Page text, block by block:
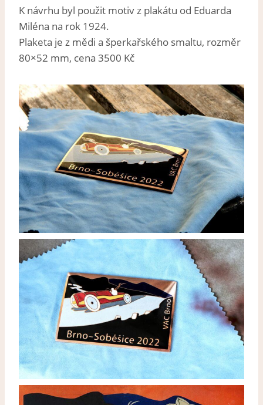
K návrhu byl použit motiv z plakátu od Eduarda
Miléna na rok 1924.
Plaketa je z mědi a šperkařského smaltu, rozměr
80×52 mm, cena 3500 Kč